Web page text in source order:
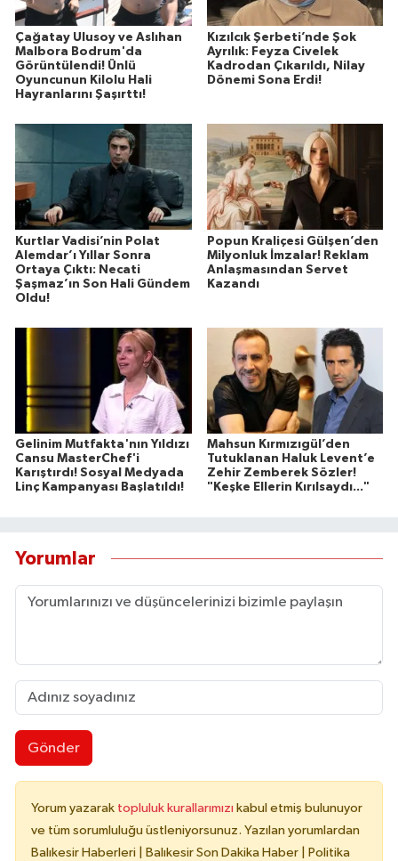
Çağatay Ulusoy ve Aslıhan
Malbora Bodrum'da
Görüntülendi! Ünlü
Oyuncunun Kilolu Hali
Hayranlarını Şaşırttı!
Kızılcık Şerbeti’nde Şok
Ayrılık: Feyza Civelek
Kadrodan Çıkarıldı, Nilay
Dönemi Sona Erdi!
Kurtlar Vadisi’nin Polat
Alemdar’ı Yıllar Sonra
Ortaya Çıktı: Necati
Şaşmaz’ın Son Hali Gündem
Oldu!
Popun Kraliçesi Gülşen’den
Milyonluk İmzalar! Reklam
Anlaşmasından Servet
Kazandı
Gelinim Mutfakta'nın Yıldızı
Cansu MasterChef'i
Karıştırdı! Sosyal Medyada
Linç Kampanyası Başlatıldı!
Mahsun Kırmızıgül’den
Tutuklanan Haluk Levent’e
Zehir Zemberek Sözler!
"Keşke Ellerin Kırılsaydı..."
Yorumlar
Gönder
Yorum yazarak topluluk kurallarımızı kabul etmiş bulunuyor
ve tüm sorumluluğu üstleniyorsunuz. Yazılan yorumlardan
Balıkesir Haberleri | Balıkesir Son Dakika Haber | Politika